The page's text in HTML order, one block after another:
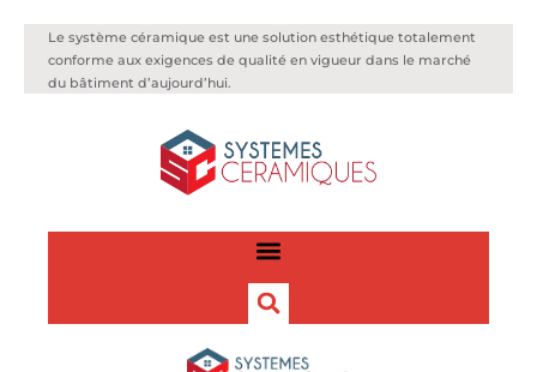
Le système céramique est une solution esthétique totalement
conforme aux exigences de qualité en vigueur dans le marché
du bâtiment d’aujourd’hui.